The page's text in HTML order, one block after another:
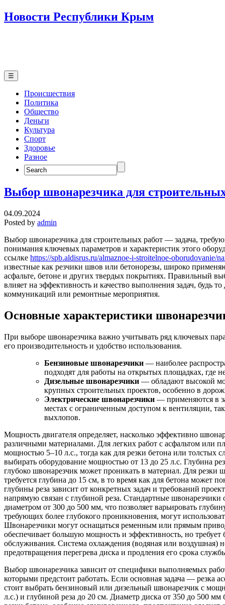
Новости Республики Крым
☰
Происшествия
Политика
Общество
Деньги
Культура
Спорт
Здоровье
Разное
Search
for:
Выбор швонарезчика для
04.09.2024
Posted by admin
Выбор швонарезчика для строительных работ — задача,
понимания ключевых параметров и характеристик этого
ссылке https://spb.aldisrus.ru/almaznoe-i-stroitelnoe-oborudovanie/
известные как резчики швов или бетонорезы, широко
асфальте, бетоне и других твердых покрытиях. Правильный
влияет на эффективность и качество выполнения задач, будь
коммуникаций или ремонтные мероприятия.
Основные характеристики
При выборе швонарезчика важно учитывать ряд ключевых
его производительность и удобство использования.
Бензиновые швонарезчики — наиболее
подходят для работы на открытых площадках, где
Дизельные швонарезчики — обладают высокой
крупных строительных проектов, особенно в
Электрические швонарезчики — применяются в
местах с ограниченным доступом к вентиляции,
выхлопов.
Мощность двигателя определяет, насколько эффективно
различными материалами. Для легких работ с асфальтом или
мощностью 5–10 л.с., тогда как для резки бетона или толстых
выбирать оборудование мощностью от 13 до 25 л.с. Глубина
глубоко швонарезчик может проникать в материал. Для резки
требуется глубина до 15 см, в то время как для бетона может
глубины реза зависит от конкретных задач и требований
напрямую связан с глубиной реза. Стандартные
диаметром от 300 до 500 мм, что позволяет варьировать
требующих более глубокого проникновения, могут
Швонарезчики могут оснащаться ременным или прямым
обеспечивает большую мощность и эффективность, но требует
обслуживания. Система охлаждения (водяная или воздушная)
предотвращения перегрева диска и продления его срока
Выбор швонарезчика зависит от специфики выполняемых
которыми предстоит работать. Если основная задача — резка
стоит выбрать бензиновый или дизельный швонарезчик с
л.с.) и глубиной реза до 20 см. Диаметр диска от 350 до 500